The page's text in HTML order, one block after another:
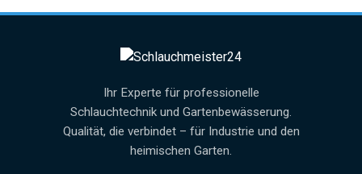
Ihr Experte für professionelle
Schlauchtechnik und Gartenbewässerung.
Qualität, die verbindet – für Industrie und den
heimischen Garten.